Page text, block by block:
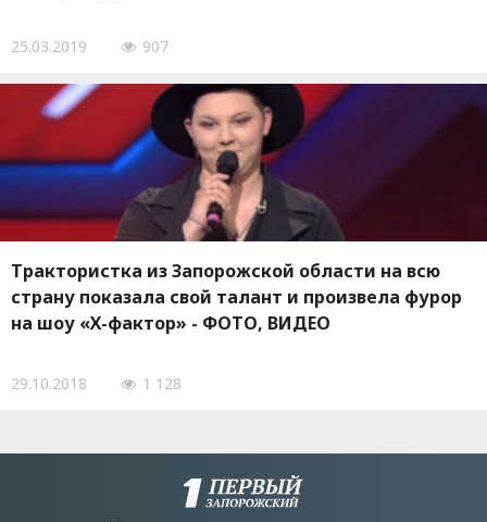
25.03.2019 907
Трактористка из Запорожской области на всю
страну показала свой талант и произвела фурор
на шоу «Х-фактор» - ФОТО, ВИДЕО
29.10.2018 1 128